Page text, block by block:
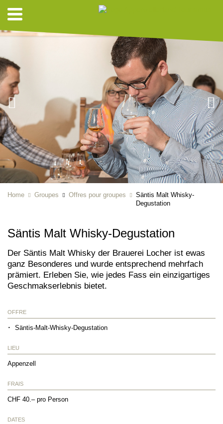
Home Groupes Offres pour groupes
Säntis Malt Whisky-
Degustation
Säntis Malt Whisky-Degustation
Der Säntis Malt Whisky der Brauerei Locher ist ewas
ganz Besonderes und wurde entsprechend mehrfach
prämiert. Erleben Sie, wie jedes Fass ein einzigartiges
Geschmakserlebnis bietet.
OFFRE
Säntis-Malt-Whisky-Degustation
LIEU
Appenzell
FRAIS
CHF 40.– pro Person
DATES